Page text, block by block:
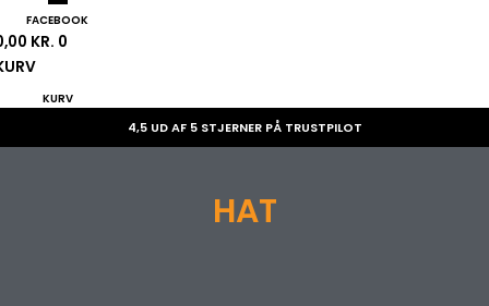
FACEBOOK
KR. 0
KURV
4,5 UD AF 5 STJERNER PÅ TRUSTPILOT
HAT